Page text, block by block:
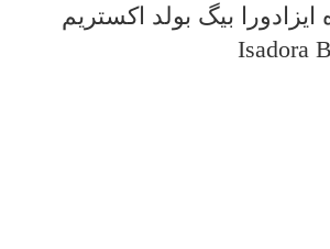
بیگ بولد اکستریم
Isadora